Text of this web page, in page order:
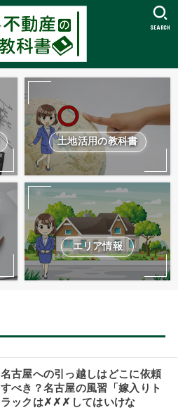
SEARCH
土地活用の教科書
エリア情報
名古屋への引っ越しはどこに依頼
すべき？名古屋の風習「嫁入りト
ラックは✗✗✗してはいけな